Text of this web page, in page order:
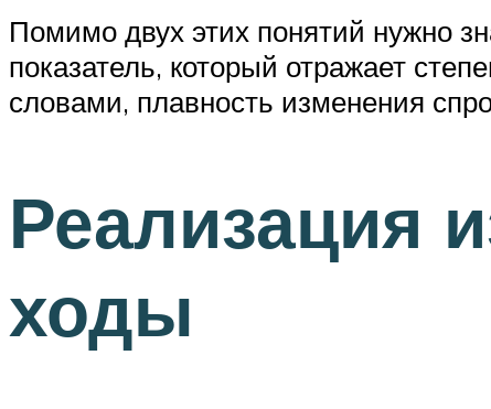
Помимо двух этих понятий нужно
показатель, который отражает
словами, плавность изменения
Реализация
ходы